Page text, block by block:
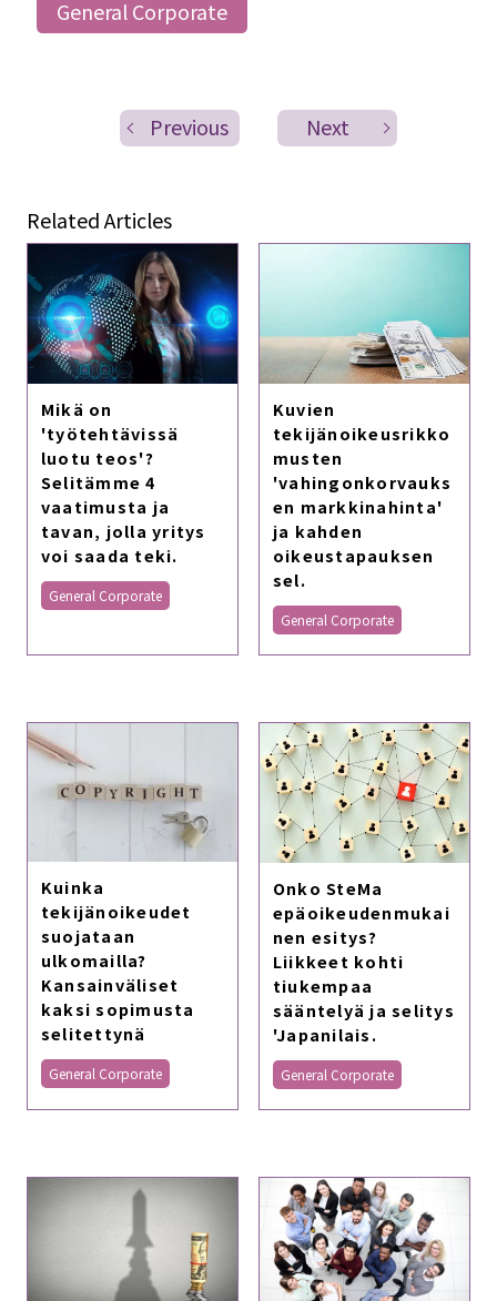
General Corporate
Previous Next
Related Articles
Mikä on
'työtehtävissä
luotu teos'?
Selitämme 4
vaatimusta ja
tavan, jolla yritys
voi saada teki.
General Corporate
Kuvien
tekijänoikeusrikko
musten
'vahingonkorvauks
en markkinahinta'
ja kahden
oikeustapauksen
sel.
General Corporate
Kuinka
tekijänoikeudet
suojataan
ulkomailla?
Kansainväliset
kaksi sopimusta
selitettynä
General Corporate
Onko SteMa
epäoikeudenmukai
nen esitys?
Liikkeet kohti
tiukempaa
sääntelyä ja selitys
'Japanilais.
General Corporate